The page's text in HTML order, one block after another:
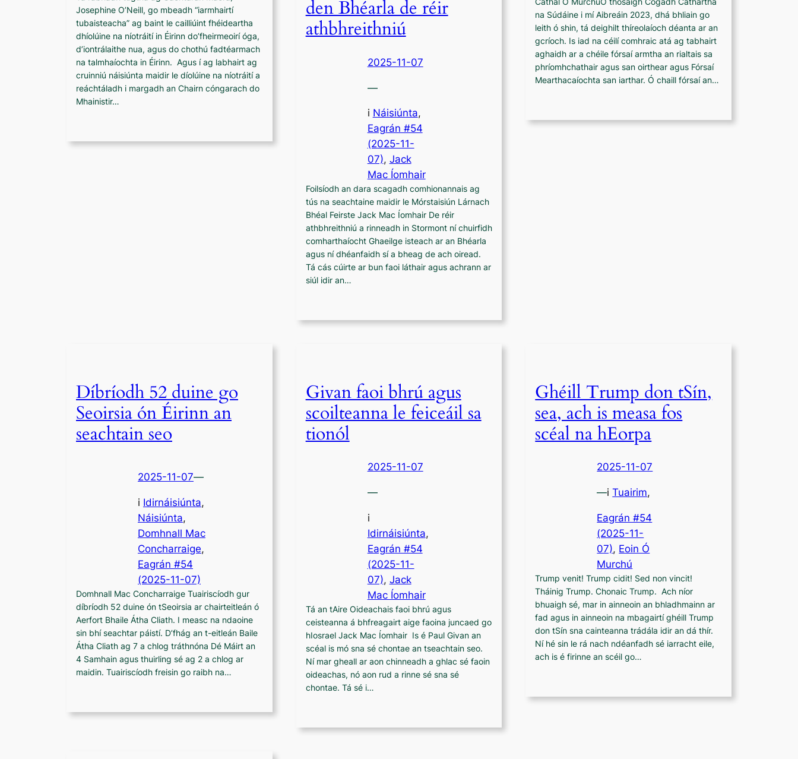
Josephine O’Neill, go mbeadh “iarmhairtí
tubaisteacha” ag baint le cailliúint fhéideartha
dhíolúine na níotráití in Éirinn do’fheirmeoirí óga,
d’iontrálaithe nua, agus do chothú fadtéarmach
na talmhaíochta in Éirinn. Agus í ag labhairt ag
cruinniú náisiúnta maidir le díolúine na níotráití a
reáchtáladh i margadh an Chairn cóngarach do
Mhainistir…
den Bhéarla de réir
athbhreithniú
2025-11-07
—
i Náisiúnta,
Eagrán #54
(2025-11-
07), Jack
Mac Íomhair
Foilsíodh an dara scagadh comhionannais ag
tús na seachtaine maidir le Mórstaisiún Lárnach
Bhéal Feirste Jack Mac Íomhair De réir
athbhreithniú a rinneadh in Stormont ní chuirfidh
comharthaíocht Ghaeilge isteach ar an Bhéarla
agus ní dhéanfaidh sí a bheag de ach oiread.
Tá cás cúirte ar bun faoi láthair agus achrann ar
siúl idir an…
na Súdáine i mí Aibreáin 2023, dhá bhliain go
leith ó shin, tá deighilt thíreolaíoch déanta ar an
gcríoch. Is iad na céilí comhraic atá ag tabhairt
aghaidh ar a chéile fórsaí armtha an rialtais sa
phríomhchathair agus san oirthear agus Fórsaí
Mearthacaíochta san iarthar. Ó chaill fórsaí an…
Díbríodh 52 duine go
Seoirsia ón Éirinn an
seachtain seo
2025-11-07—
i Idirnáisiúnta
Náisiúnta,
Domhnall Mac
Concharraige
Eagrán #54
(2025-11-07)
Domhnall Mac Concharraige Tuairiscíodh gur
díbríodh 52 duine ón tSeoirsia ar chairteitleán ó
Aerfort Bhaile Átha Cliath. I measc na ndaoine
sin bhí seachtar páistí. D’fhág an t-eitleán Baile
Átha Cliath ag 7 a chlog tráthnóna Dé Máirt an
4 Samhain agus thuirling sé ag 2 a chlog ar
maidin. Tuairiscíodh freisin go raibh na…
Givan faoi bhrú agus
scoilteanna le feiceáil sa
tionól
2025-11-07
—
i
Idirnáisiúnta,
Eagrán #54
(2025-11-
07), Jack
Mac Íomhair
Tá an tAire Oideachais faoi bhrú agus
ceisteanna á bhfreagairt aige faoina juncaed go
hIosrael Jack Mac Íomhair Is é Paul Givan an
scéal is mó sna sé chontae an tseachtain seo.
Ní mar gheall ar aon chinneadh a ghlac sé faoin
oideachas, nó aon rud a rinne sé sna sé
chontae. Tá sé i…
Ghéill Trump don tSín,
sea, ach is measa fos
scéal na hEorpa
2025-11-07
—iTuairim,
Eagrán #54
(2025-11-
07), Eoin Ó
Murchú
Trump venit! Trump cidit! Sed non vincit!
Tháinig Trump. Chonaic Trump. Ach níor
bhuaigh sé, mar in ainneoin an bhladhmainn ar
fad agus in ainneoin na mbagairtí ghéill Trump
don tSín sna cainteanna trádála idir an dá thír.
Ní hé sin le rá nach ndéanfadh sé iarracht eile,
ach is é firinne an scéil go…